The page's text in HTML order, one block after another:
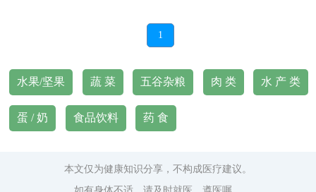
1
水果/坚果 蔬 菜 五谷杂粮 肉 类 水 产 类
蛋 / 奶 食品饮料 药 食
本文仅为健康知识分享，不构成医疗建议。